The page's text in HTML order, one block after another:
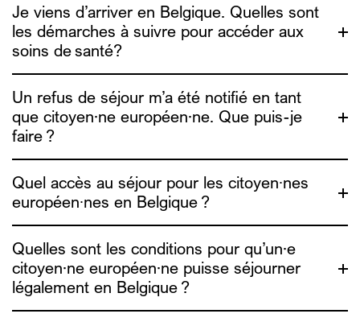
Medimmigrant
Medimmigrant
Je viens d’arriver en Belgique. Quelles sont
les démarches à suivre pour accéder aux
soins de santé?
Medimmigrant
Un refus de séjour m’a été notifié en tant
que citoyen·ne européen·ne. Que puis-je
faire ?
ADDE
Quel accès au séjour pour les citoyen∙nes
européen∙nes en Belgique ?
l’ADDE
Quelles sont les conditions pour qu’un·e
citoyen·ne européen·ne puisse séjourner
légalement en Belgique ?